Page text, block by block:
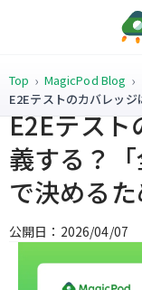
Top
MagicPod Blog
E2Eテストのカバレッ
E2Eテス
義する？
で決める
公開日：2026/04/07